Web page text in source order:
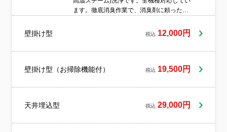
ます。徹底消臭作業で、消臭剤に頼った作
とすぐに復活します。その後、必要に応
じ、防臭という観点から除菌剤の噴霧もし
交換器)の清掃は、アルカリ洗剤で、汚れを
しながら、しっかりと中性に戻します。こ
(熱交換器)が痛みます。また、中性洗剤を使
ルカリ性洗剤と比較すると、洗浄力は落ち
壁掛け型 税込 12,000円
壁掛け型（お掃除機能付） 税込 19,500円
天井埋込型 税込 29,000円